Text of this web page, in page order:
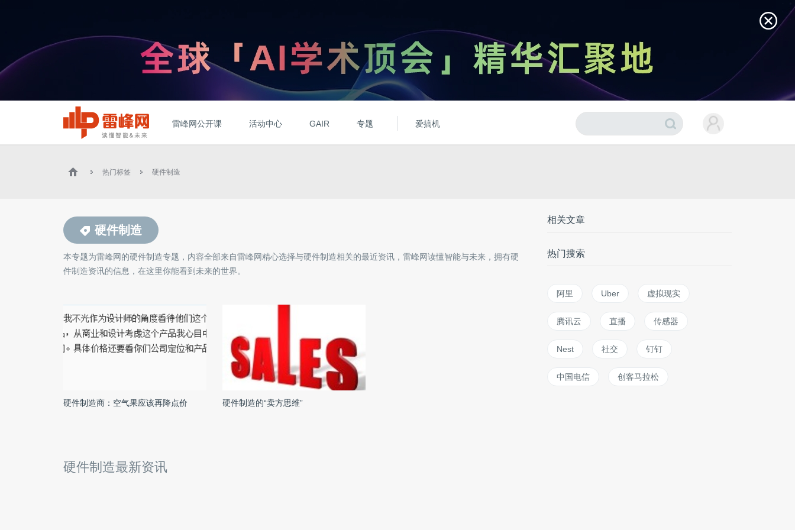
雷峰网公开课 活动中心 GAIR 专题 爱搞机
热门标签 硬件制造
硬件制造
本专题为雷峰网的硬件制造专题，内容全部来自雷峰网精心选择与硬件制造相关的最近资讯，雷峰网读懂智能与未来，拥有硬
件制造资讯的信息，在这里你能看到未来的世界。
硬件制造商：空气果应该再降点价 硬件制造的“卖方思维”
硬件制造最新资讯
相关文章
热门搜索
阿里 Uber 虚拟现实
腾讯云 直播 传感器
Nest 社交 钉钉
中国电信 创客马拉松